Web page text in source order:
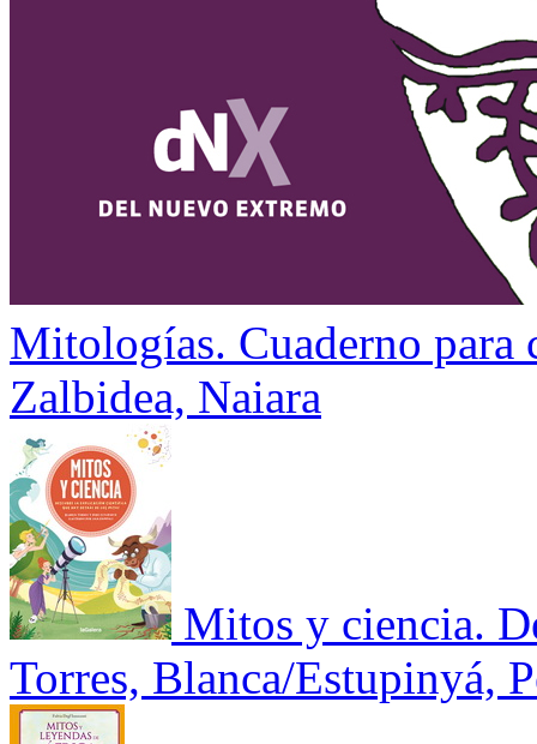
Mitologías. Cuaderno para
Zalbidea, Naiara
Mitos y ciencia.
Torres, Blanca/Estupinyá,